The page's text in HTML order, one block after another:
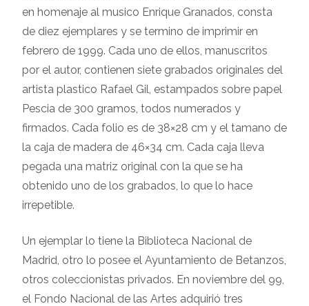
en homenaje al musico Enrique Granados, consta
de diez ejemplares y se termino de imprimir en
febrero de 1999. Cada uno de ellos, manuscritos
por el autor, contienen siete grabados originales del
artista plastico Rafael Gil, estampados sobre papel
Pescia de 300 gramos, todos numerados y
firmados. Cada folio es de 38×28 cm y el tamano de
la caja de madera de 46×34 cm. Cada caja lleva
pegada una matriz original con la que se ha
obtenido uno de los grabados, lo que lo hace
irrepetible.
Un ejemplar lo tiene la Biblioteca Nacional de
Madrid, otro lo posee el Ayuntamiento de Betanzos,
otros coleccionistas privados. En noviembre del 99,
el Fondo Nacional de las Artes adquirió tres